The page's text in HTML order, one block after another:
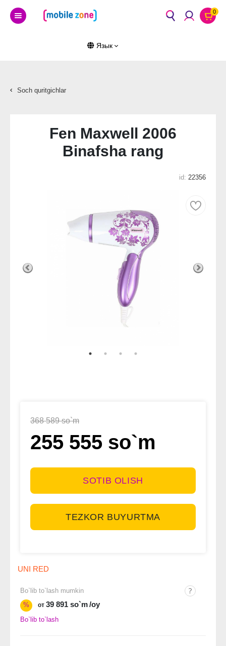
0
Язык
Soch quritgichlar
Fen Maxwell 2006
Binafsha rang
id: 22356
368 589 so`m
255 555 so`m
SOTIB OLISH
TEZKOR BUYURTMA
UNI RED
Bo`lib to`lash mumkin
%
от 39 891 so`m/oy
Bo`lib to`lash